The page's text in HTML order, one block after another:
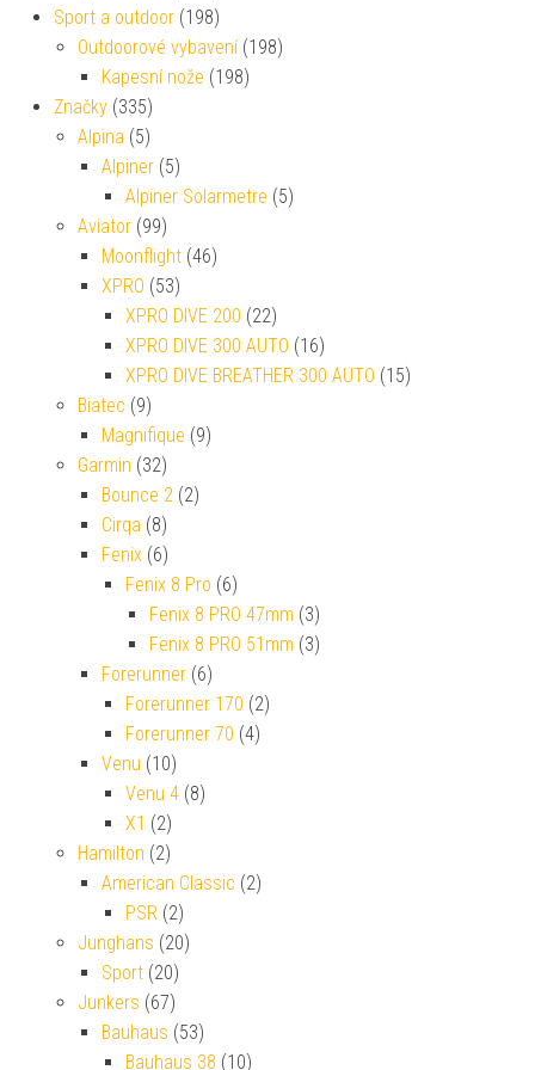
Sport a outdoor (198)
Outdoorové vybavení (198)
Kapesní nože (198)
Značky (335)
Alpina (5)
Alpiner (5)
Alpiner Solarmetre (5)
Aviator (99)
Moonflight (46)
XPRO (53)
XPRO DIVE 200 (22)
XPRO DIVE 300 AUTO (16)
XPRO DIVE BREATHER 300 AUTO (15)
Biatec (9)
Magnifique (9)
Garmin (32)
Bounce 2 (2)
Cirqa (8)
Fenix (6)
Fenix 8 Pro (6)
Fenix 8 PRO 47mm (3)
Fenix 8 PRO 51mm (3)
Forerunner (6)
Forerunner 170 (2)
Forerunner 70 (4)
Venu (10)
Venu 4 (8)
X1 (2)
Hamilton (2)
American Classic (2)
PSR (2)
Junghans (20)
Sport (20)
Junkers (67)
Bauhaus (53)
Bauhaus 38 (10)